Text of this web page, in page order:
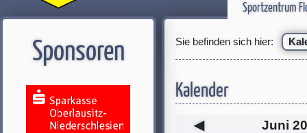
Sportzentrum
Sie befinden sich hier:
Kalender
◀
Juni
Sponsoren